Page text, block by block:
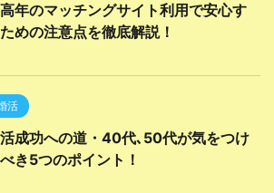
年のマッチングサイト利用で安心す
めの注意点を徹底解説！
活
成功への道・40代､50代が気をつけ
き5つのポイント！